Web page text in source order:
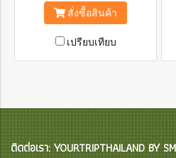
อาหารค่ำริมน้ำตกอันยิ่งใหญ่กับ
ควาญช้างในท้องถิ่น
สั่งซื้อสินค้า
เปรียบเทียบ
ติดต่อเรา: YOURTRIPTHAILAND BY